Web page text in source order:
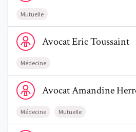
Mutuelle
Voir le profil de AvocatEric Toussaint
AvocatEricToussaint
Médecine
Voir le profil de AvocatAmandine
AvocatAmandine
Médecine Mutuelle
Voir le profil de AvocatJean Pierre